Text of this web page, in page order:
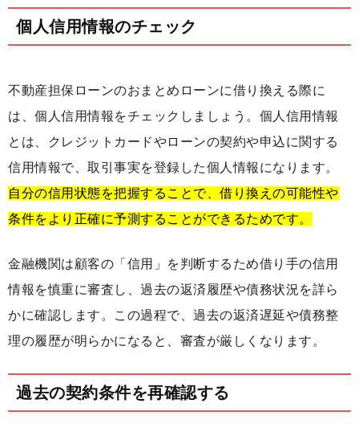
個人信用情報のチェック
不動産担保ローンのおまとめローンに借り換える際に
は、個人信用情報をチェックしましょう。個人信用情報
とは、クレジットカードやローンの契約や申込に関する
信用情報で、取引事実を登録した個人情報になります。
自分の信用状態を把握することで、借り換えの可能性や
条件をより正確に予測することができるためです。
金融機関は顧客の「信用」を判断するため借り手の信用
情報を慎重に審査し、過去の返済履歴や債務状況を詳ら
かに確認します。この過程で、過去の返済遅延や債務整
理の履歴が明らかになると、審査が厳しくなります。
過去の契約条件を再確認する